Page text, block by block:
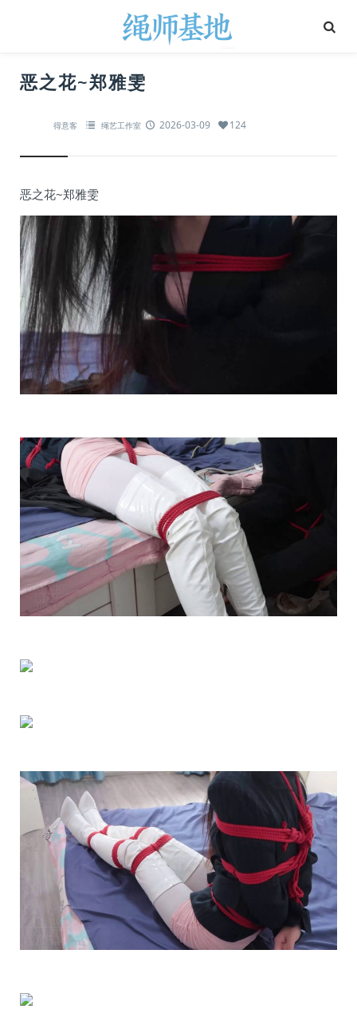
恶之花~郑雅雯
得意客 绳艺工作室 2026-03-09 124
恶之花~郑雅雯